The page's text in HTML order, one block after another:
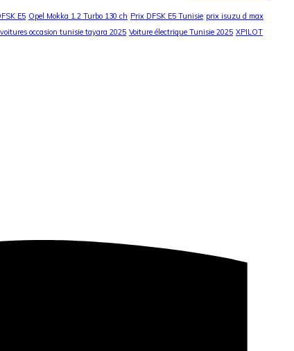
E5 Opel Mokka 1.2 Turbo 130 ch Prix DFSK E5 Tunisie prix isuzu d max
voitures occasion tunisie tayara 2025 Voiture électrique Tunisie 2025 XPILOT